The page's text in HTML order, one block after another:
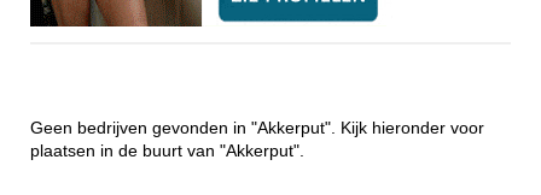
Geen bedrijven gevonden in "Akkerput". Kijk hieronder voor
plaatsen in de buurt van "Akkerput".